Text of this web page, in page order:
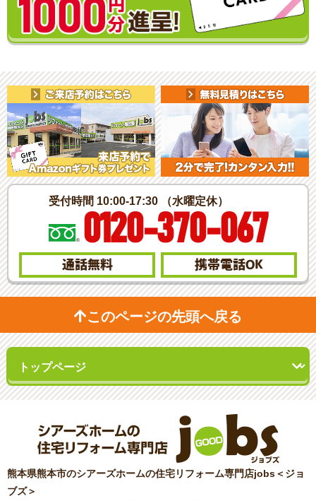
受付時間 10:00-17:30 （水曜定休）
0120-370-067
通話無料 携帯電話OK
このページの先頭へ戻る
熊本県熊本市のシアーズホームの住宅リフォーム専門店jobs＜ジョ
ブズ＞